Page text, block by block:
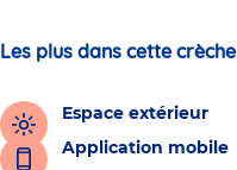
Les plus dans cette crèche
Espace extérieur
Application mobile